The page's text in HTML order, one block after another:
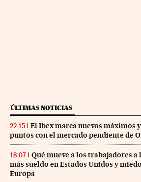
ÚLTIMAS NOTICIAS
22:15
El Ibex marca nuevos máximos
puntos con el mercado pendiente de
18:07
Qué mueve a los trabajadores
más sueldo en Estados Unidos y
Europa